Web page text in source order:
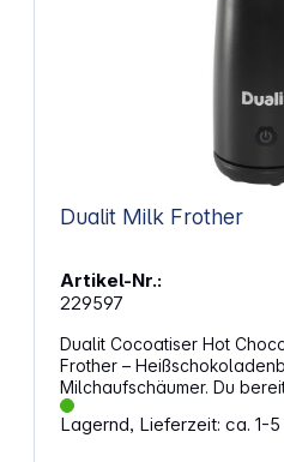
Dualit Milk Frother
Artikel-Nr.:
229597
Dualit Cocoatiser Hot
Frother –
Milchaufschäumer. Du
und aufgeschäumte Milch in
Gerät zu. Milch und
Lagernd, Lieferzeit: ca. 1-